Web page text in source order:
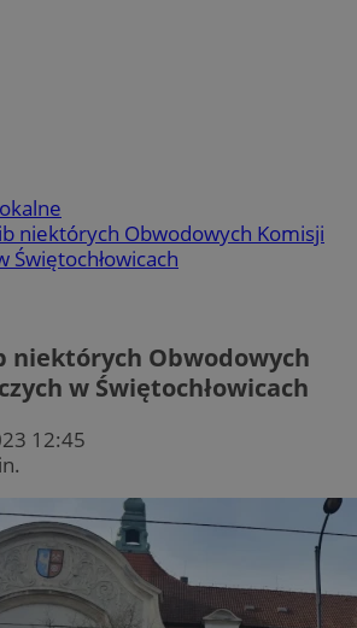
niektórych Obwodowych Komisji
Świętochłowicach
niektórych Obwodowych
w Świętochłowicach
12:45